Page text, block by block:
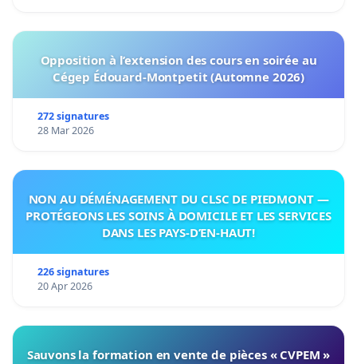
Opposition à l’extension des cours en soirée au
Cégep Édouard-Montpetit (Automne 2026)
272 signatures
28 Mar 2026
NON AU DÉMÉNAGEMENT DU CLSC DE PIEDMONT —
PROTÉGEONS LES SOINS À DOMICILE ET LES SERVICES
DANS LES PAYS-D’EN-HAUT!
226 signatures
20 Apr 2026
Sauvons la formation en vente de pièces « CVPEM »